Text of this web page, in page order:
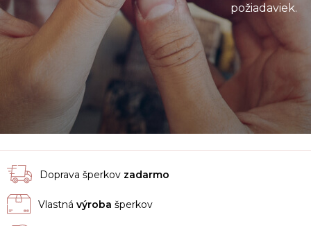
požiadaviek.
Doprava šperkov zadarmo
Vlastná výroba šperkov